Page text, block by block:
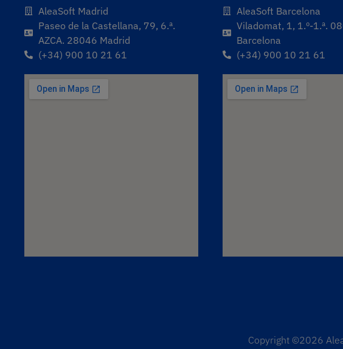
AleaSoft Madrid
Paseo de la Castellana, 79, 6.ª.
AZCA. 28046 Madrid
(+34) 900 10 21 61
AleaSoft Barcelona
Viladomat, 1, 1.º-1.ª.
Barcelona
(+34) 900 10 21 61
Copyright ©2026